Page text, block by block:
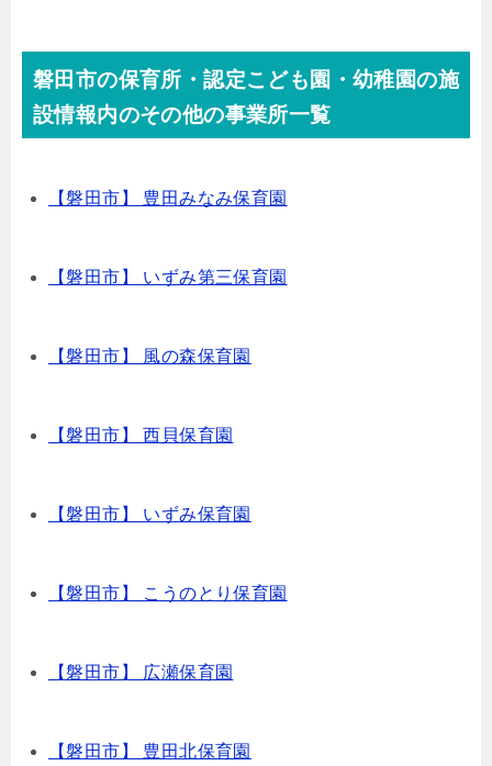
磐田市の保育所・認定こども園・幼稚園の施
設情報内のその他の事業所一覧
【磐田市】 豊田みなみ保育園
【磐田市】 いずみ第三保育園
【磐田市】 風の森保育園
【磐田市】 西貝保育園
【磐田市】 いずみ保育園
【磐田市】 こうのとり保育園
【磐田市】 広瀬保育園
【磐田市】 豊田北保育園